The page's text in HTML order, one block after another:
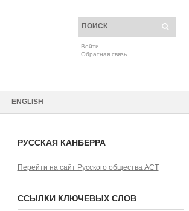
Войти
Обратная связь
ENGLISH
РУССКАЯ КАНБЕРРА
Перейти на сайт Русского общества АСТ
ССЫЛКИ КЛЮЧЕВЫХ СЛОВ